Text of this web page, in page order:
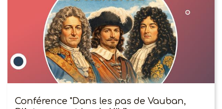
Conférence "Dans les pas de Vauban,